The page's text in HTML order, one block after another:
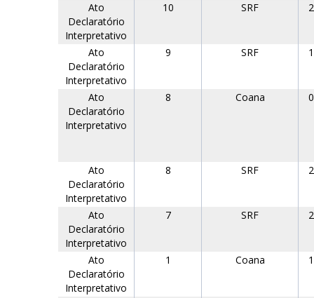
Ato
Declaratório
Interpretativo
10 SRF
Ato
Declaratório
Interpretativo
9 SRF
Ato
Declaratório
Interpretativo
8 Coana
Ato
Declaratório
Interpretativo
8 SRF
Ato
Declaratório
Interpretativo
7 SRF
Ato
Declaratório
Interpretativo
1 Coana